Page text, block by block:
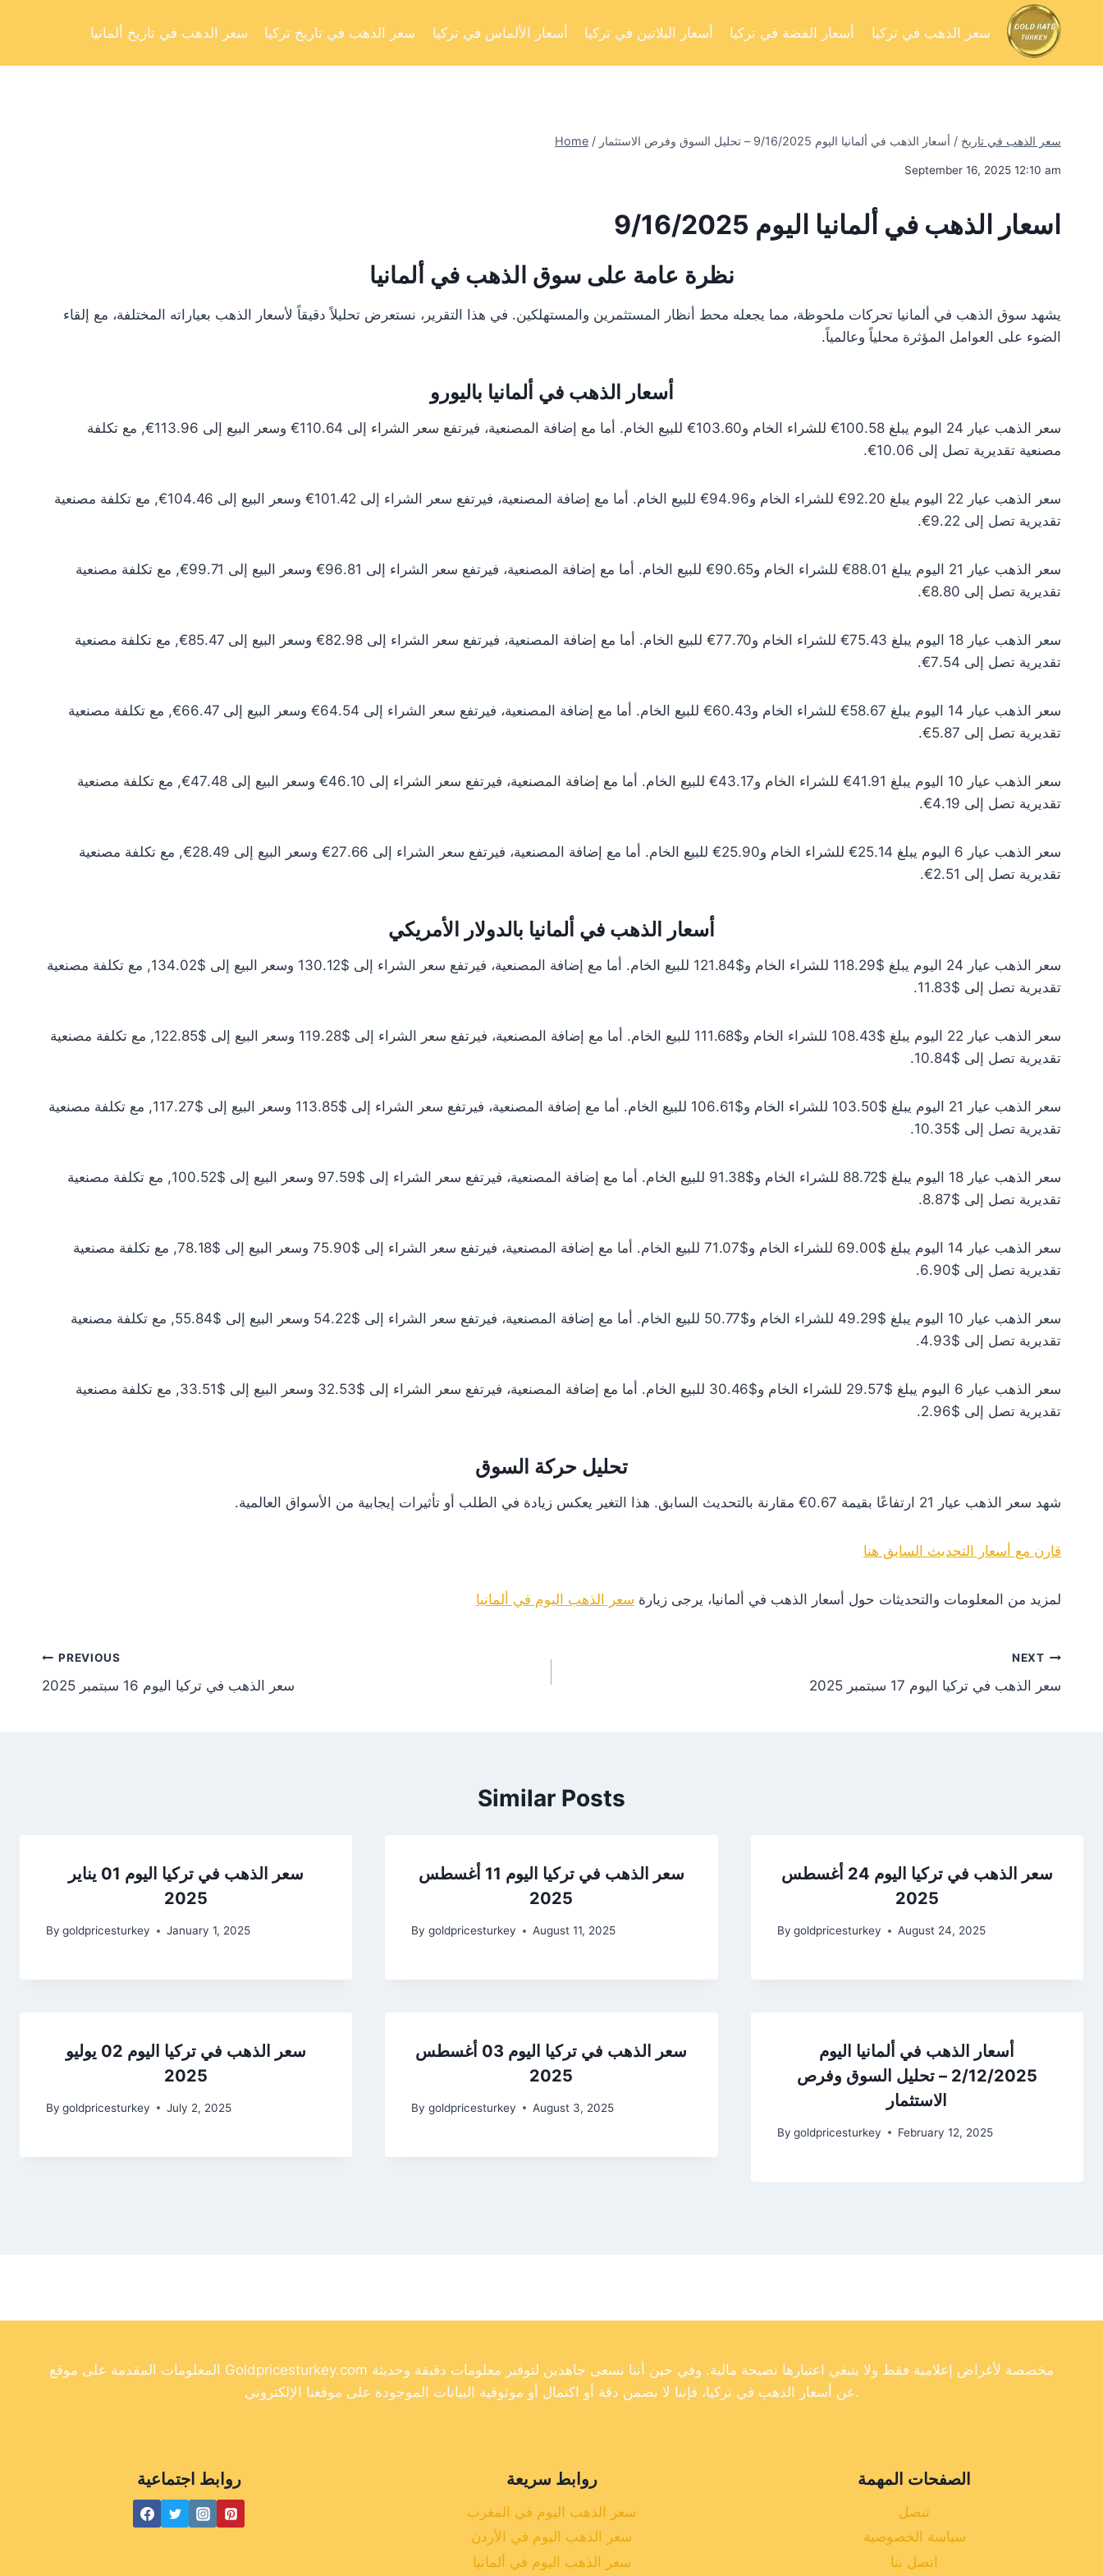
سعر الذهب في تاريخ ألمانيا سعر الذهب في تاريخ تركيا أسعار الألماس في تركيا أسعار البلاتين في تركيا أسعار الفضة في تركيا سعر الذهب في تركيا
Home / سعر الذهب في تاريخ / أسعار الذهب في ألمانيا اليوم 9/16/2025 – تحليل السوق وفرص الاستثمار
September 16, 2025 12:10 am
اسعار الذهب في ألمانيا اليوم 9/16/2025
نظرة عامة على سوق الذهب في ألمانيا
يشهد سوق الذهب في ألمانيا تحركات ملحوظة، مما يجعله محط أنظار المستثمرين والمستهلكين. في هذا التقرير، نستعرض تحليلاً دقيقاً لأسعار الذهب بعياراته المختلفة، مع إلقاء
الضوء على العوامل المؤثرة محلياً وعالمياً.
أسعار الذهب في ألمانيا باليورو
سعر الذهب عيار 24 اليوم يبلغ 100.58€ للشراء الخام و103.60€ للبيع الخام. أما مع إضافة المصنعية، فيرتفع سعر الشراء إلى 110.64€ وسعر البيع إلى 113.96€, مع تكلفة
مصنعية تقديرية تصل إلى 10.06€.
سعر الذهب عيار 22 اليوم يبلغ 92.20€ للشراء الخام و94.96€ للبيع الخام. أما مع إضافة المصنعية، فيرتفع سعر الشراء إلى 101.42€ وسعر البيع إلى 104.46€, مع تكلفة مصنعية
تقديرية تصل إلى 9.22€.
سعر الذهب عيار 21 اليوم يبلغ 88.01€ للشراء الخام و90.65€ للبيع الخام. أما مع إضافة المصنعية، فيرتفع سعر الشراء إلى 96.81€ وسعر البيع إلى 99.71€, مع تكلفة مصنعية
تقديرية تصل إلى 8.80€.
سعر الذهب عيار 18 اليوم يبلغ 75.43€ للشراء الخام و77.70€ للبيع الخام. أما مع إضافة المصنعية، فيرتفع سعر الشراء إلى 82.98€ وسعر البيع إلى 85.47€, مع تكلفة مصنعية
تقديرية تصل إلى 7.54€.
سعر الذهب عيار 14 اليوم يبلغ 58.67€ للشراء الخام و60.43€ للبيع الخام. أما مع إضافة المصنعية، فيرتفع سعر الشراء إلى 64.54€ وسعر البيع إلى 66.47€, مع تكلفة مصنعية
تقديرية تصل إلى 5.87€.
سعر الذهب عيار 10 اليوم يبلغ 41.91€ للشراء الخام و43.17€ للبيع الخام. أما مع إضافة المصنعية، فيرتفع سعر الشراء إلى 46.10€ وسعر البيع إلى 47.48€, مع تكلفة مصنعية
تقديرية تصل إلى 4.19€.
سعر الذهب عيار 6 اليوم يبلغ 25.14€ للشراء الخام و25.90€ للبيع الخام. أما مع إضافة المصنعية، فيرتفع سعر الشراء إلى 27.66€ وسعر البيع إلى 28.49€, مع تكلفة مصنعية
تقديرية تصل إلى 2.51€.
أسعار الذهب في ألمانيا بالدولار الأمريكي
سعر الذهب عيار 24 اليوم يبلغ $118.29 للشراء الخام و$121.84 للبيع الخام. أما مع إضافة المصنعية، فيرتفع سعر الشراء إلى $130.12 وسعر البيع إلى $134.02, مع تكلفة مصنعية
تقديرية تصل إلى $11.83.
سعر الذهب عيار 22 اليوم يبلغ $108.43 للشراء الخام و$111.68 للبيع الخام. أما مع إضافة المصنعية، فيرتفع سعر الشراء إلى $119.28 وسعر البيع إلى $122.85, مع تكلفة مصنعية
تقديرية تصل إلى $10.84.
سعر الذهب عيار 21 اليوم يبلغ $103.50 للشراء الخام و$106.61 للبيع الخام. أما مع إضافة المصنعية، فيرتفع سعر الشراء إلى $113.85 وسعر البيع إلى $117.27, مع تكلفة مصنعية
تقديرية تصل إلى $10.35.
سعر الذهب عيار 18 اليوم يبلغ $88.72 للشراء الخام و$91.38 للبيع الخام. أما مع إضافة المصنعية، فيرتفع سعر الشراء إلى $97.59 وسعر البيع إلى $100.52, مع تكلفة مصنعية
تقديرية تصل إلى $8.87.
سعر الذهب عيار 14 اليوم يبلغ $69.00 للشراء الخام و$71.07 للبيع الخام. أما مع إضافة المصنعية، فيرتفع سعر الشراء إلى $75.90 وسعر البيع إلى $78.18, مع تكلفة مصنعية
تقديرية تصل إلى $6.90.
سعر الذهب عيار 10 اليوم يبلغ $49.29 للشراء الخام و$50.77 للبيع الخام. أما مع إضافة المصنعية، فيرتفع سعر الشراء إلى $54.22 وسعر البيع إلى $55.84, مع تكلفة مصنعية
تقديرية تصل إلى $4.93.
سعر الذهب عيار 6 اليوم يبلغ $29.57 للشراء الخام و$30.46 للبيع الخام. أما مع إضافة المصنعية، فيرتفع سعر الشراء إلى $32.53 وسعر البيع إلى $33.51, مع تكلفة مصنعية
تقديرية تصل إلى $2.96.
تحليل حركة السوق
شهد سعر الذهب عيار 21 ارتفاعًا بقيمة 0.67€ مقارنة بالتحديث السابق. هذا التغير يعكس زيادة في الطلب أو تأثيرات إيجابية من الأسواق العالمية.
قارن مع أسعار التحديث السابق هنا
لمزيد من المعلومات والتحديثات حول أسعار الذهب في ألمانيا، يرجى زيارة سعر الذهب اليوم في ألمانيا
PREVIOUS
سعر الذهب في تركيا اليوم 16 سبتمبر 2025
NEXT
سعر الذهب في تركيا اليوم 17 سبتمبر 2025
Similar Posts
سعر الذهب في تركيا اليوم 01 يناير
2025
By goldpricesturkey January 1, 2025
سعر الذهب في تركيا اليوم 11 أغسطس
2025
By goldpricesturkey August 11, 2025
سعر الذهب في تركيا اليوم 24 أغسطس
2025
By goldpricesturkey August 24, 2025
سعر الذهب في تركيا اليوم 02 يوليو
2025
By goldpricesturkey July 2, 2025
سعر الذهب في تركيا اليوم 03 أغسطس
2025
By goldpricesturkey August 3, 2025
أسعار الذهب في ألمانيا اليوم
2/12/2025 – تحليل السوق وفرص
الاستثمار
By goldpricesturkey February 12, 2025
المعلومات المقدمة على موقع Goldpricesturkey.com مخصصة لأغراض إعلامية فقط ولا ينبغي اعتبارها نصيحة مالية. وفي حين أننا نسعى جاهدين لتوفير معلومات دقيقة وحديثة
عن أسعار الذهب في تركيا، فإننا لا نضمن دقة أو اكتمال أو موثوقية البيانات الموجودة على موقعنا الإلكتروني.
روابط اجتماعية روابط سريعة
سعر الذهب اليوم في المغرب
سعر الذهب اليوم في الأردن
سعر الذهب اليوم في ألمانيا
الصفحات المهمة
تنصل
سياسة الخصوصية
اتصل بنا